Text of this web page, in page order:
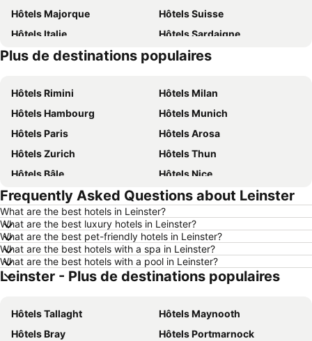
Hôtels Majorque
Hôtels Suisse
Hôtels Italie
Hôtels Sardaigne
Hôtels Davos
Hôtels Crète
Plus de destinations populaires
Hôtels Rimini
Hôtels Milan
Hôtels Hambourg
Hôtels Munich
Hôtels Paris
Hôtels Arosa
Hôtels Zurich
Hôtels Thun
Hôtels Bâle
Hôtels Nice
Hôtels Lucerne
Hôtels Copenhague
Hôtels Rome
Hôtels St Moritz
Hôtels Palma
Hôtels Pontresina
Hôtels Annecy
Hôtels Berne
Hôtels Amsterdam
Hôtels Tessin
Hôtels Ibiza
Hôtels Grisons
Hôtels Tyrol du Sud
Hôtels Ligurie
Frequently Asked Questions about Leinster
What are the best hotels in Leinster?
What are the best luxury hotels in Leinster?
What are the best pet-friendly hotels in Leinster?
What are the best hotels with a spa in Leinster?
What are the best hotels with a pool in Leinster?
Leinster - Plus de destinations populaires
Hôtels Tallaght
Hôtels Maynooth
Hôtels Bray
Hôtels Portmarnock